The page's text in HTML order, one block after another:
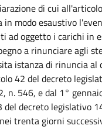
di cui
in modo esaustivo
ad oggetto i carichi in
a rinunciare agli
istanza di rinuncia al
42 del decreto
n. 546, e dal 1°
del decreto legislativo
trenta giorni